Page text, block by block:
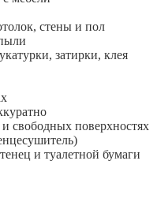
стены и пол
затирки, клея
свободных поверхностях
и туалетной бумаги